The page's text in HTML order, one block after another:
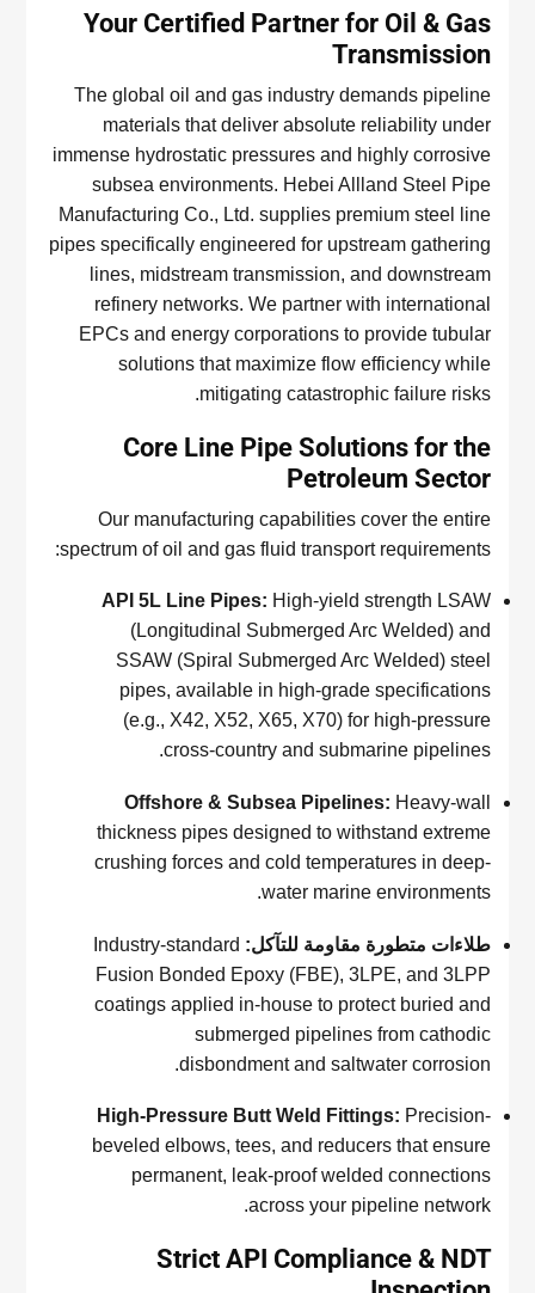
Your Certified Partner for Oil & Gas
Transmission
The global oil and gas industry demands pipeline
materials that deliver absolute reliability under
immense hydrostatic pressures and highly corrosive
subsea environments. Hebei Allland Steel Pipe
Manufacturing Co., Ltd. supplies premium steel line
pipes specifically engineered for upstream gathering
lines, midstream transmission, and downstream
refinery networks. We partner with international
EPCs and energy corporations to provide tubular
solutions that maximize flow efficiency while
mitigating catastrophic failure risks.
Core Line Pipe Solutions for the
Petroleum Sector
Our manufacturing capabilities cover the entire
spectrum of oil and gas fluid transport requirements:
API 5L Line Pipes: High-yield strength LSAW
(Longitudinal Submerged Arc Welded) and
SSAW (Spiral Submerged Arc Welded) steel
pipes, available in high-grade specifications
(e.g., X42, X52, X65, X70) for high-pressure
cross-country and submarine pipelines.
Offshore & Subsea Pipelines: Heavy-wall
thickness pipes designed to withstand extreme
crushing forces and cold temperatures in deep-
water marine environments.
طلاءات متطورة مقاومة للتآكل: Industry-standard
Fusion Bonded Epoxy (FBE), 3LPE, and 3LPP
coatings applied in-house to protect buried and
submerged pipelines from cathodic
disbondment and saltwater corrosion.
High-Pressure Butt Weld Fittings: Precision-
beveled elbows, tees, and reducers that ensure
permanent, leak-proof welded connections
across your pipeline network.
Strict API Compliance & NDT